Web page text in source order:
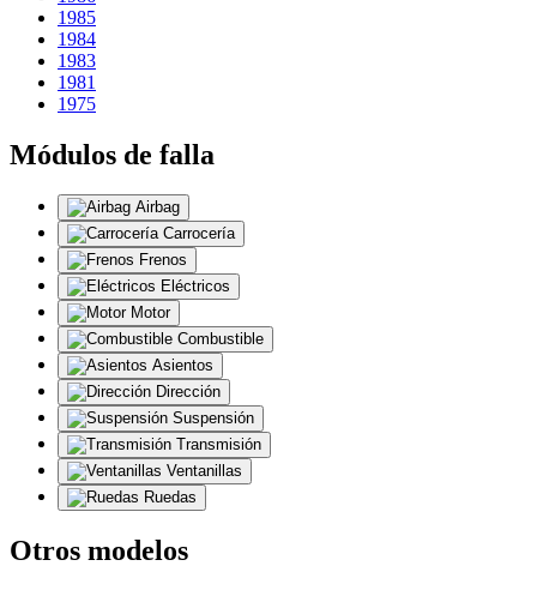
1985
1984
1983
1981
1975
Módulos de falla
Airbag
Carrocería
Frenos
Eléctricos
Motor
Combustible
Asientos
Dirección
Suspensión
Transmisión
Ventanillas
Ruedas
Otros modelos